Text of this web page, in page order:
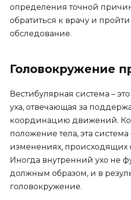
определения точной
обратиться к врачу и
обследование.
Головокружение
Вестибулярная система –
уха, отвечающая за
координацию движений.
положение тела, эта
изменениях, происходящих
Иногда внутренний ухо не
должным образом, и в
головокружение.